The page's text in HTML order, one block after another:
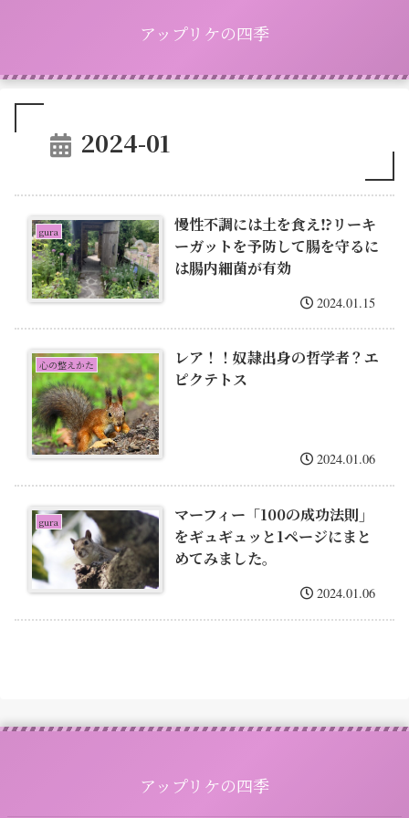
アップリケの四季
2024-01
gura
慢性不調には土を食え⁉︎リーキ
ーガットを予防して腸を守るに
は腸内細菌が有効
2024.01.15
心の整えかた
レア！！奴隷出身の哲学者？エ
ピクテトス
2024.01.06
gura
マーフィー「100の成功法則」
をギュギュッと1ページにまと
めてみました。
2024.01.06
アップリケの四季